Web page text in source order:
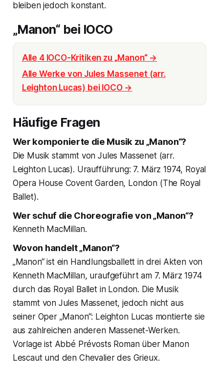
bleiben jedoch konstant.
„Manon“ bei IOCO
Alle 4 IOCO-Kritiken zu „Manon“ →
Alle Werke von Jules Massenet (arr.
Leighton Lucas) bei IOCO →
Häufige Fragen
Wer komponierte die Musik zu „Manon“?
Die Musik stammt von Jules Massenet (arr.
Leighton Lucas). Uraufführung: 7. März 1974, Royal
Opera House Covent Garden, London (The Royal
Ballet).
Wer schuf die Choreografie von „Manon“?
Kenneth MacMillan.
Wovon handelt „Manon“?
„Manon“ ist ein Handlungsballett in drei Akten von
Kenneth MacMillan, uraufgeführt am 7. März 1974
durch das Royal Ballet in London. Die Musik
stammt von Jules Massenet, jedoch nicht aus
seiner Oper „Manon“: Leighton Lucas montierte sie
aus zahlreichen anderen Massenet-Werken.
Vorlage ist Abbé Prévosts Roman über Manon
Lescaut und den Chevalier des Grieux.